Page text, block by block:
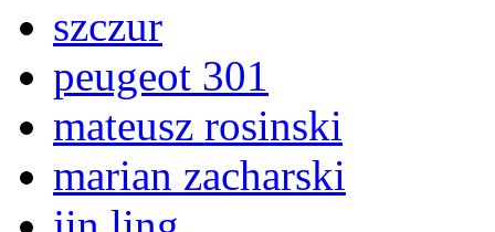
szczur
peugeot 301
mateusz rosinski
marian zacharski